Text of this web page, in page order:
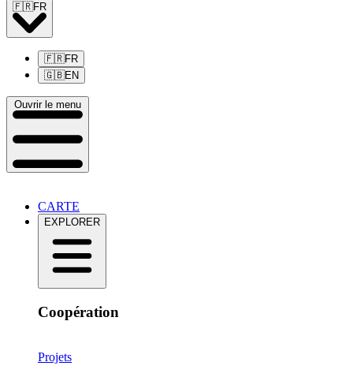
🇫🇷FR
🇫🇷FR
🇬🇧EN
Ouvrir le menu
CARTE
EXPLORER
Coopération
Projets